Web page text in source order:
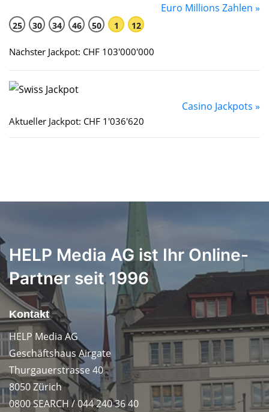
Euro Millions Zahlen »
25 30 34 46 50 1 12
Nächster Jackpot: CHF 103'000'000
Casino Jackpots »
Aktueller Jackpot: CHF 1'036'620
HELP Media AG ist Ihr Online-
Partner seit 1996
Kontakt
HELP Media AG
Geschäftshaus Airgate
Thurgauerstrasse 40
8050 Zürich
0800 SEARCH / 044 240 36 40